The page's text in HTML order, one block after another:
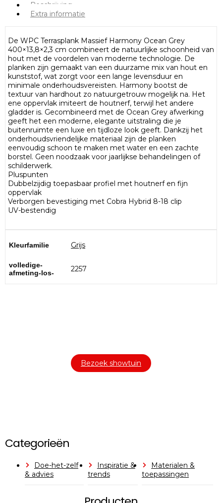
Beschrijving
Extra informatie
De WPC Terrasplank Massief Harmony Ocean Grey
400×13,8×2,3 cm combineert de natuurlijke schoonheid van
hout met de voordelen van moderne technologie. De
planken zijn gemaakt van een duurzame mix van hout en
kunststof, wat zorgt voor een lange levensduur en
minimale onderhoudsvereisten. Harmony bootst de
textuur van hardhout zo natuurgetrouw mogelijk na. Het
ene oppervlak imiteert de houtnerf, terwijl het andere
gladder is. Gecombineerd met de Ocean Grey afwerking
geeft het een moderne, elegante uitstraling die je
buitenruimte een luxe en tijdloze look geeft. Dankzij het
onderhoudsvriendelijke materiaal zijn de planken
eenvoudig schoon te maken met water en een zachte
borstel. Geen noodzaak voor jaarlijkse behandelingen of
schilderwerk.
Pluspunten
Dubbelzijdig toepasbaar profiel met houtnerf en fijn
oppervlak
Verborgen bevestiging met Cobra Hybrid 8-18 clip
UV-bestendig
Kleurfamilie Grijs
volledige-
afmeting-los-
2257
Bezoek showtuin
Categorieën
Doe-het-zelf
& advies
Inspiratie &
trends
Materialen &
toepassingen